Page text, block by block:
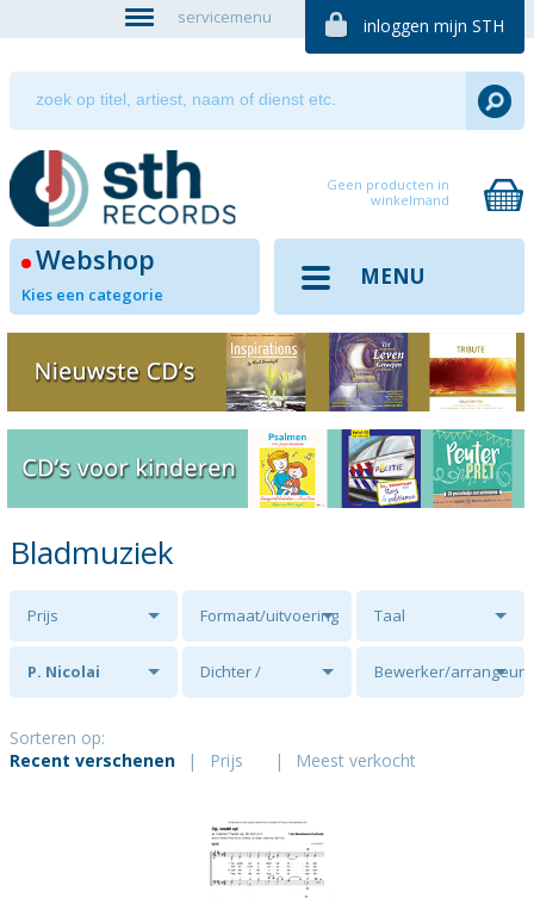
servicemenu inloggen mijn STH
Geen producten in
winkelmand
Webshop
Kies een categorie
MENU
Bladmuziek
Prijs Formaat/uitvoering Taal
P. Nicolai Dichter / Bewerker/arrangeur
Sorteren op:
Recent verschenen
| Prijs | Meest verkocht